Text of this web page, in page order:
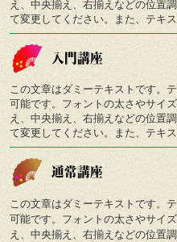
え、中央揃え、右揃えなどの位置
て変更してください。また、テキ
入門講座
この文章はダミーテキストです。
可能です。フォントの太さやサイ
え、中央揃え、右揃えなどの位置
て変更してください。また、テキ
通常講座
この文章はダミーテキストです。
可能です。フォントの太さやサイ
え、中央揃え、右揃えなどの位置